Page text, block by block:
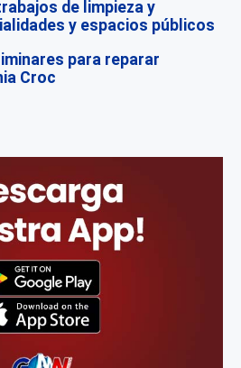
de limpieza y
y espacios públicos
para reparar
Croc